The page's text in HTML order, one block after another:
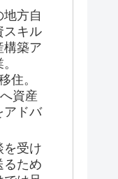
方自
スキル
構築ア
住。
資産
アドバ
を受け
るため